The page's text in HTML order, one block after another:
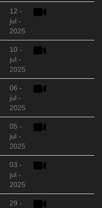
12 -
jul -
2025
10 -
jul -
2025
06 -
jul -
2025
05 -
jul -
2025
03 -
jul -
2025
29 -